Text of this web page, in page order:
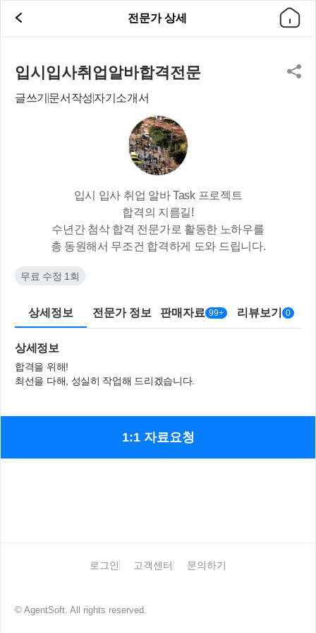
전문가 상세
입시입사취업알바합격전문
글쓰기 문서작성 자기소개서
입시 입사 취업 알바 Task 프로젝트
합격의 지름길!
수년간 첨삭 합격 전문가로 활동한 노하우를
총 동원해서 무조건 합격하게 도와 드립니다.
무료 수정 1회
상세정보 전문가 정보 판매자료 99+ 리뷰보기 0
상세정보
합격을 위해!
최선을 다해, 성실히 작업해 드리겠습니다.
1:1 자료요청
로그인 고객센터 문의하기
© AgentSoft. All rights reserved.